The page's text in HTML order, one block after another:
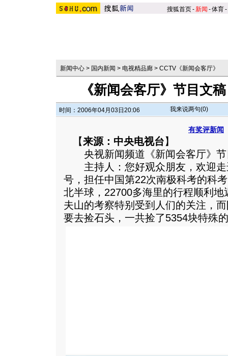
搜狐首页-新闻 -体育-
新闻中心 > 国内新闻 > 电视精品廊 > CCTV《新闻会客厅》
《新闻会客厅》节目文
时间：2006年04月03日20:06 我来说两句(0)
有奖评新闻
【来源：中央电视台】
央视新闻频道《新闻会客厅》节
主持人：您好观众朋友，欢迎走
号，担任中国第22次南极科考的科
北半球，22700多海里的行程顺利
夫山的考察特别受到人们的关注，
要去捡石头，一共捡了5354块特殊